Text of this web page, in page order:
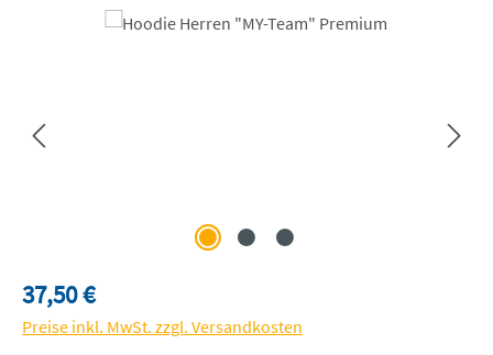
Bildergalerie überspringen
Regulärer Preis:
37,50 €
Preise inkl. MwSt. zzgl. Versandkosten